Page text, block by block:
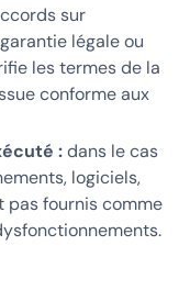
sur
légale ou
les termes de la
conforme aux
:dans le cas
logiciels,
pas fournis comme